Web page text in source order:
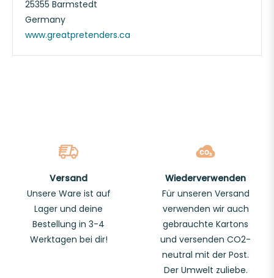
25355 Barmstedt
Germany
www.greatpretenders.ca
Versand
Unsere Ware ist auf
Lager und deine
Bestellung in 3-4
Werktagen bei dir!
Wiederverwenden
Für unseren Versand
verwenden wir auch
gebrauchte Kartons
und versenden CO2-
neutral mit der Post.
Der Umwelt zuliebe.